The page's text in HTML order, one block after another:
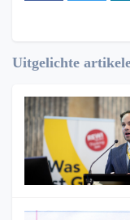
Uitgelichte